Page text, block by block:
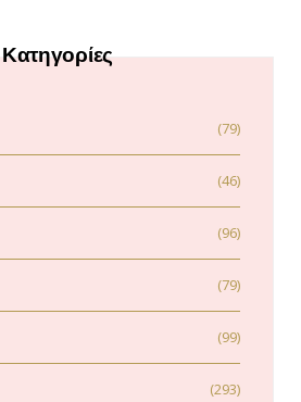
Κατηγορίες
(79)
(46)
(96)
(79)
(99)
(293)